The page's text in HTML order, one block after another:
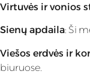
Virtuvės ir vonios
Sienų apdaila: Ši
Viešos erdvės ir
biuruose.